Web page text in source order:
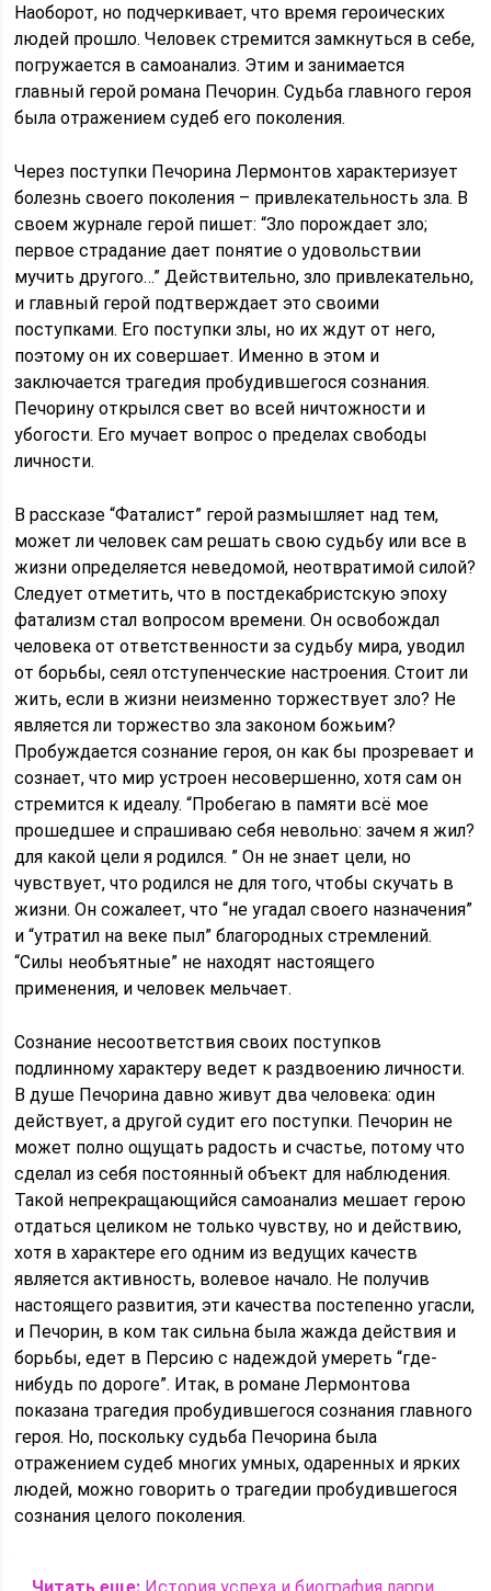
Наоборот, но подчеркивает, что время героических
людей прошло. Человек стремится замкнуться в себе,
погружается в самоанализ. Этим и занимается
главный герой романа Печорин. Судьба главного героя
была отражением судеб его поколения.
Через поступки Печорина Лермонтов характеризует
болезнь своего поколения – привлекательность зла. В
своем журнале герой пишет: “Зло порождает зло;
первое страдание дает понятие о удовольствии
мучить другого…” Действительно, зло привлекательно,
и главный герой подтверждает это своими
поступками. Его поступки злы, но их ждут от него,
поэтому он их совершает. Именно в этом и
заключается трагедия пробудившегося сознания.
Печорину открылся свет во всей ничтожности и
убогости. Его мучает вопрос о пределах свободы
личности.
В рассказе “Фаталист” герой размышляет над тем,
может ли человек сам решать свою судьбу или все в
жизни определяется неведомой, неотвратимой силой?
Следует отметить, что в постдекабристскую эпоху
фатализм стал вопросом времени. Он освобождал
человека от ответственности за судьбу мира, уводил
от борьбы, сеял отступенческие настроения. Стоит ли
жить, если в жизни неизменно торжествует зло? Не
является ли торжество зла законом божьим?
Пробуждается сознание героя, он как бы прозревает и
сознает, что мир устроен несовершенно, хотя сам он
стремится к идеалу. “Пробегаю в памяти всё мое
прошедшее и спрашиваю себя невольно: зачем я жил?
для какой цели я родился. ” Он не знает цели, но
чувствует, что родился не для того, чтобы скучать в
жизни. Он сожалеет, что “не угадал своего назначения”
и “утратил на веке пыл” благородных стремлений.
“Силы необъятные” не находят настоящего
применения, и человек мельчает.
Сознание несоответствия своих поступков
подлинному характеру ведет к раздвоению личности.
В душе Печорина давно живут два человека: один
действует, а другой судит его поступки. Печорин не
может полно ощущать радость и счастье, потому что
сделал из себя постоянный объект для наблюдения.
Такой непрекращающийся самоанализ мешает герою
отдаться целиком не только чувству, но и действию,
хотя в характере его одним из ведущих качеств
является активность, волевое начало. Не получив
настоящего развития, эти качества постепенно угасли,
и Печорин, в ком так сильна была жажда действия и
борьбы, едет в Персию с надеждой умереть “где-
нибудь по дороге”. Итак, в романе Лермонтова
показана трагедия пробудившегося сознания главного
героя. Но, поскольку судьба Печорина была
отражением судеб многих умных, одаренных и ярких
людей, можно говорить о трагедии пробудившегося
сознания целого поколения.